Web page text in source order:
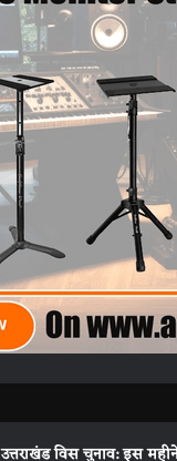
उत्तराखंड विस चुनाव: इस